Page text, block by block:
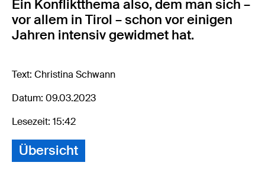
Ein Konfliktthema also, dem man sich –
vor allem in Tirol – schon vor einigen
Jahren intensiv gewidmet hat.
Text: Christina Schwann
Datum: 09.03.2023
Lesezeit: 15:42
Übersicht